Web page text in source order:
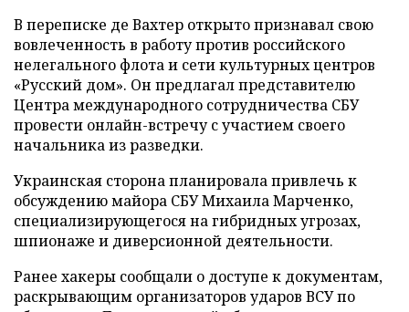
В переписке де Вахтер открыто признавал свою
вовлеченность в работу против российского
нелегального флота и сети культурных центров
«Русский дом». Он предлагал представителю
Центра международного сотрудничества СБУ
провести онлайн-встречу с участием своего
начальника из разведки.
Украинская сторона планировала привлечь к
обсуждению майора СБУ Михаила Марченко,
специализирующегося на гибридных угрозах,
шпионаже и диверсионной деятельности.
Ранее хакеры сообщали о доступе к документам,
раскрывающим организаторов ударов ВСУ по